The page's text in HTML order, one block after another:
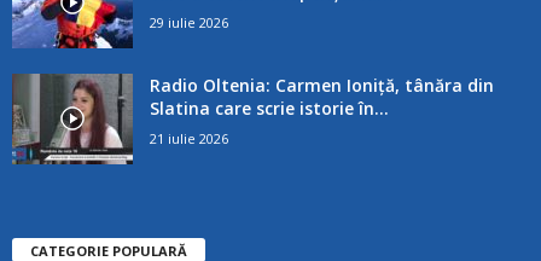
29 iulie 2026
Radio Oltenia: Carmen Ioniță, tânăra din
Slatina care scrie istorie în...
21 iulie 2026
CATEGORIE POPULARĂ